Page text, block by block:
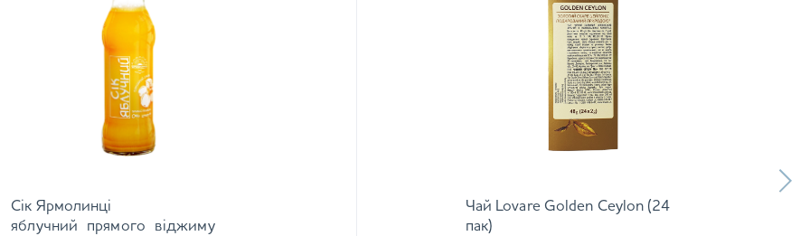
Сік Ярмолинці
яблучний прямого віджиму
Чай Lovare Golden Ceylon (24
пак)